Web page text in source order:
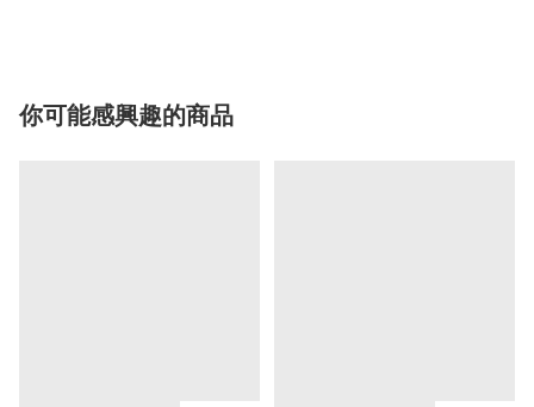
你可能感興趣的商品